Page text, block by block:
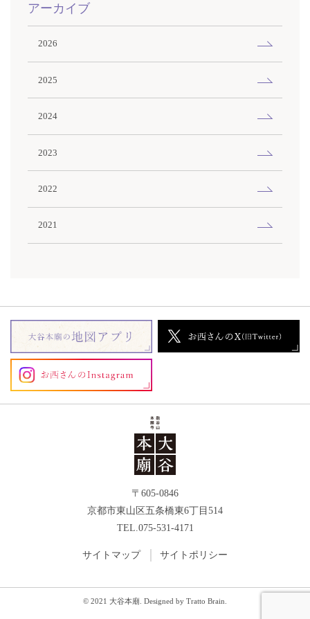
アーカイブ
2026
2025
2024
2023
2022
2021
〒605-0846
京都市東山区五条橋東6丁目514
TEL.075-531-4171
サイトマップ サイトポリシー
© 2021 大谷本廟. Designed by Tratto Brain